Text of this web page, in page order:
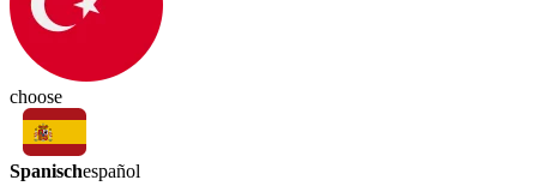
choose
Spanischespañol